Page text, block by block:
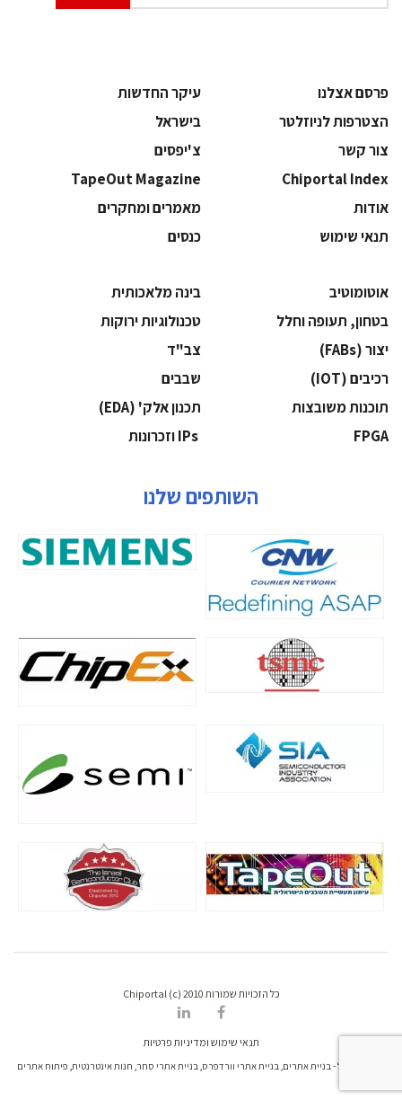
פרסם אצלנו
עיקר החדשות
הצטרפות לניוזלטר
בישראל
צור קשר
צ'יפסים
Chiportal Index
TapeOut Magazine
אודות
מאמרים ומחקרים
תנאי שימוש
כנסים
אוטומוטיב
בינה מלאכותית
בטחון, תעופה וחלל
‫טכנולוגיות ירוקות‬
‫יצור (‪(FABs‬‬
‫צב"ד‬
‫רכיבים‬ (IOT)
‫שבבים‬
‫תוכנות משובצות‬
‫תכנון אלק' (‪(EDA‬‬
‫‪FPGA‬‬
השותפים שלנו
כל הזכויות שמורות Chiportal (c) 2010
תנאי שימוש ומדיניות פרטיות
דרונט דיגיטל - בניית אתרים, בניית אתרי וורדפרס, בניית אתרי סחר, חנות אינטרנטית, פיתוח אתרים